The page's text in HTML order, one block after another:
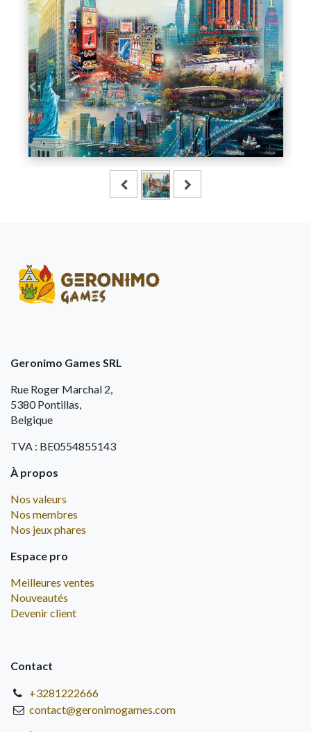
Geronimo Games SRL
Rue Roger Marchal 2,
5380 Pontillas,
Belgique
TVA : BE0554855143
À propos
Nos valeurs
Nos membres
Nos jeux phares
Espace pro
Meilleures ventes
Nouveautés
Devenir client
Contact
+3281222666
contact@geronimogames.com